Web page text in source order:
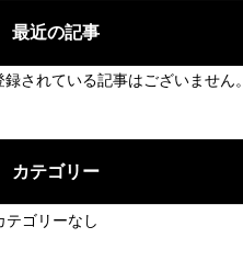
最近の記事
録されている記事はございません。
カテゴリー
テゴリーなし